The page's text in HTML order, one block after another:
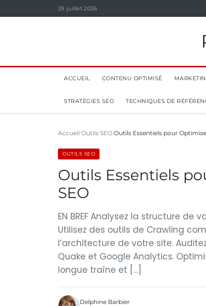
29 juillet 2026
ACCUEIL CONTENU OPTIMISÉ
STRATÉGIES SEO TECHNIQUES DE
Accueil Outils SEO Outils Essentiels pour
OUTILS SEO
Outils Essentiels
SEO
EN BREF Analysez la structure
Utilisez des outils de Crawling
l’architecture de votre site.
Quake et Google Analytics.
longue traîne et […]
Delphine Barbier